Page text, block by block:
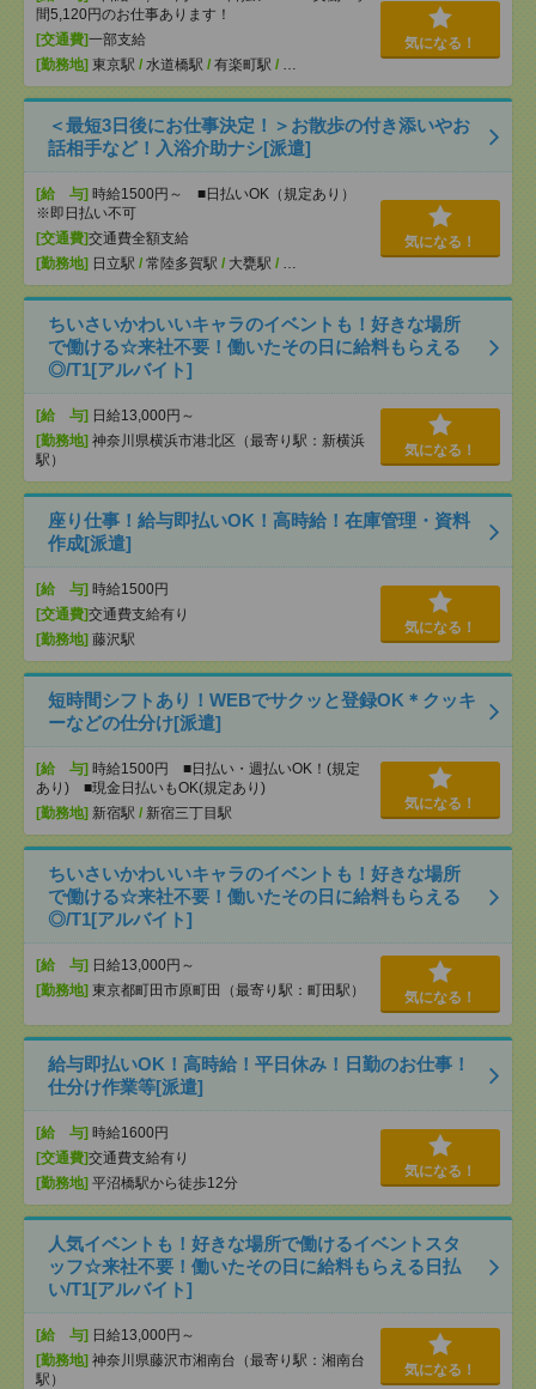
間5,120円のお仕事あります！
[交通費]一部支給
[勤務地] 東京駅 / 水道橋駅 / 有楽町駅 / …
気になる！
＜最短3日後にお仕事決定！＞お散歩の付き添いやお
話相手など！入浴介助ナシ[派遣]
[給 与] 時給1500円～ ■日払いOK（規定あり）
※即日払い不可
[交通費]交通費全額支給
[勤務地] 日立駅 / 常陸多賀駅 / 大甕駅 / …
気になる！
ちいさいかわいいキャラのイベントも！好きな場所
で働ける☆来社不要！働いたその日に給料もらえる
◎/T1[アルバイト]
[給 与] 日給13,000円～
[勤務地] 神奈川県横浜市港北区（最寄り駅：新横浜
駅）
気になる！
座り仕事！給与即払いOK！高時給！在庫管理・資料
作成[派遣]
[給 与] 時給1500円
[交通費]交通費支給有り
[勤務地] 藤沢駅
気になる！
短時間シフトあり！WEBでサクッと登録OK＊クッキ
ーなどの仕分け[派遣]
[給 与] 時給1500円 ■日払い・週払いOK！(規定
あり) ■現金日払いもOK(規定あり)
[勤務地] 新宿駅 / 新宿三丁目駅
気になる！
ちいさいかわいいキャラのイベントも！好きな場所
で働ける☆来社不要！働いたその日に給料もらえる
◎/T1[アルバイト]
[給 与] 日給13,000円～
[勤務地] 東京都町田市原町田（最寄り駅：町田駅） 気になる！
給与即払いOK！高時給！平日休み！日勤のお仕事！
仕分け作業等[派遣]
[給 与] 時給1600円
[交通費]交通費支給有り
[勤務地] 平沼橋駅から徒歩12分
気になる！
人気イベントも！好きな場所で働けるイベントスタ
ッフ☆来社不要！働いたその日に給料もらえる日払
い/T1[アルバイト]
[給 与] 日給13,000円～
[勤務地] 神奈川県藤沢市湘南台（最寄り駅：湘南台
駅）
気になる！